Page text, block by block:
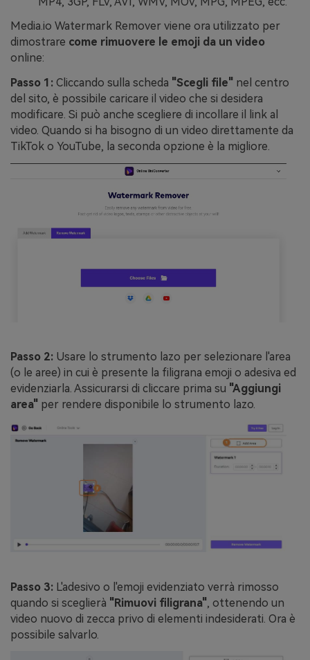
Media.io Watermark Remover viene ora utilizzato per
dimostrare come rimuovere le emoji da un video
online:
Passo 1: Cliccando sulla scheda "Scegli file" nel centro
del sito, è possibile caricare il video che si desidera
modificare. Si può anche scegliere di incollare il link al
video. Quando si ha bisogno di un video direttamente da
TikTok o YouTube, la seconda opzione è la migliore.
Passo 2: Usare lo strumento lazo per selezionare l'area
(o le aree) in cui è presente la filigrana emoji o adesiva ed
evidenziarla. Assicurarsi di cliccare prima su "Aggiungi
area" per rendere disponibile lo strumento lazo.
Passo 3: L'adesivo o l'emoji evidenziato verrà rimosso
quando si sceglierà "Rimuovi filigrana", ottenendo un
video nuovo di zecca privo di elementi indesiderati. Ora è
possibile salvarlo.